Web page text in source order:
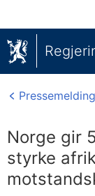
Norge gir
styrke